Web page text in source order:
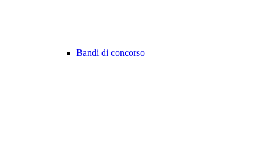
Bandi di concorso